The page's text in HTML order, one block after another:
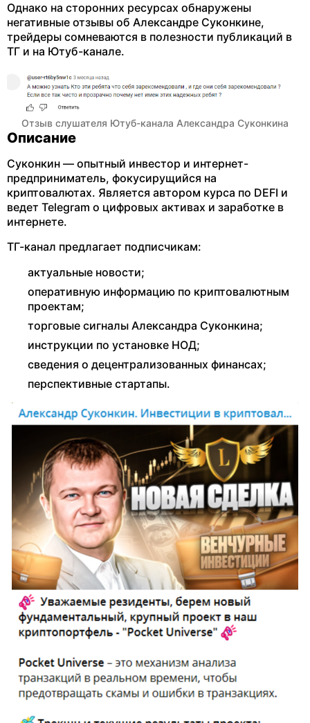
Однако на сторонних ресурсах обнаружены
негативные отзывы об Александре Суконкине,
трейдеры сомневаются в полезности публикаций в
ТГ и на Ютуб-канале.
Отзыв слушателя Ютуб-канала Александра Суконкина
Описание
Суконкин — опытный инвестор и интернет-
предприниматель, фокусирущийся на
криптовалютах. Является автором курса по DEFI и
ведет Telegram о цифровых активах и заработке в
интернете.
ТГ-канал предлагает подписчикам:
актуальные новости;
оперативную информацию по криптовалютным
проектам;
торговые сигналы Александра Суконкина;
инструкции по установке НОД;
сведения о децентрализованных финансах;
перспективные стартапы.